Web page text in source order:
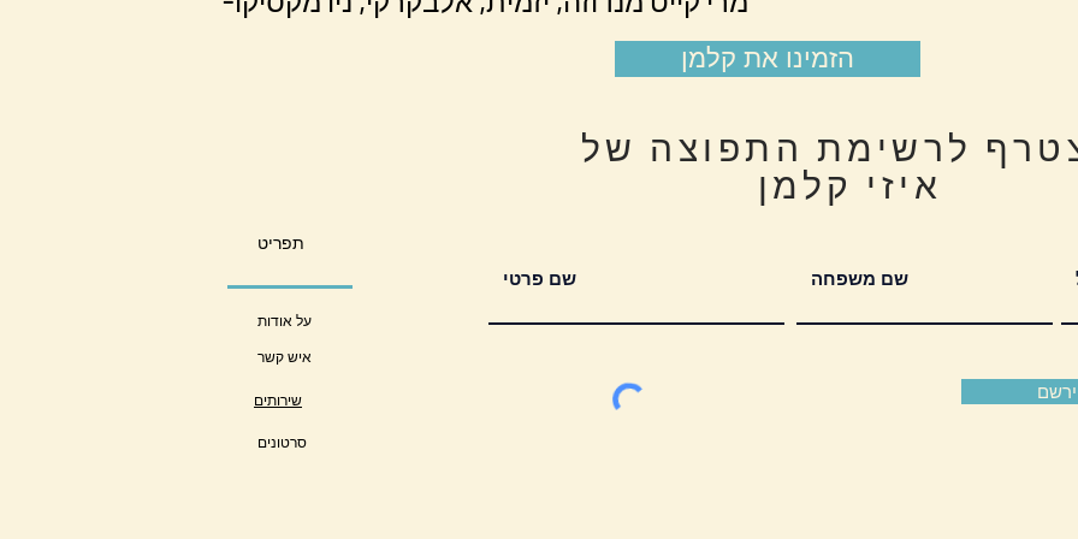
הזמינו את קלמן
לרשימת התפוצה של
איזי קלמן
תפריט
על אודות
איש קשר
שירותים
סרטונים